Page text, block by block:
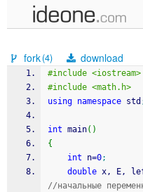
samples
recent codes
sign in
fork(4) download
#include <iostream>
#include <math.h>
using namespace std
int main( )
{
int n=0;
double x, E,
//начальные